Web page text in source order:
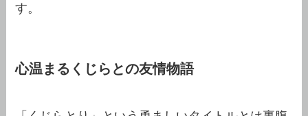
す。
心温まるくじらとの友情物語